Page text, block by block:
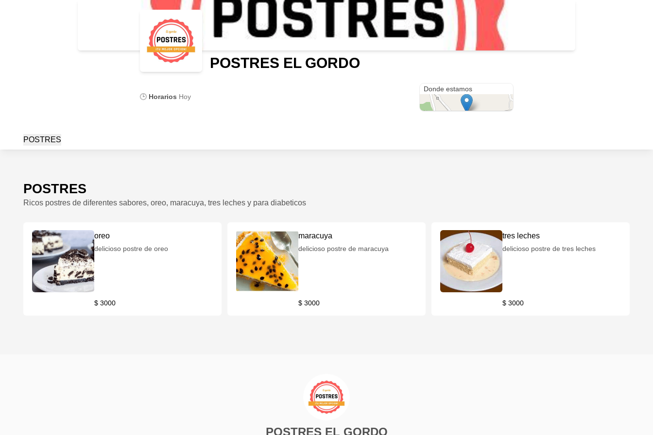
POSTRES EL GORDO
🕒 Horarios Hoy
Donde estamos
POSTRES
POSTRES
Ricos postres de diferentes sabores, oreo, maracuya, tres leches y para diabeticos
oreo
delicioso postre de oreo
$ 3000
maracuya
delicioso postre de maracuya
$ 3000
tres leches
delicioso postre de tres leches
$ 3000
POSTRES EL GORDO